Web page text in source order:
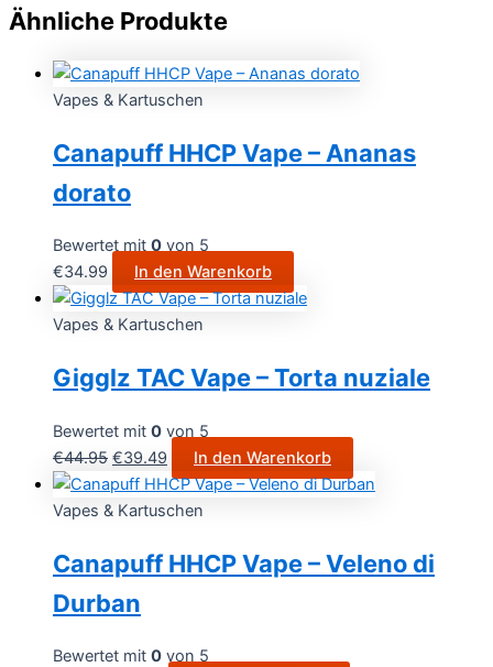
Ähnliche Produkte
Vapes & Kartuschen
Canapuff HHCP Vape – Ananas
dorato
Bewertet mit 0 von 5
€34.99 In den Warenkorb
Vapes & Kartuschen
Gigglz TAC Vape – Torta nuziale
Bewertet mit 0 von 5
€44.95 €39.49 In den Warenkorb
Vapes & Kartuschen
Canapuff HHCP Vape – Veleno di
Durban
Bewertet mit 0 von 5